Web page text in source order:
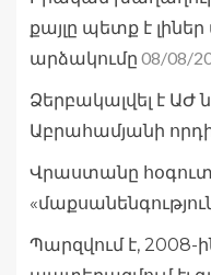
քայլը պետք է
արձակումը 08/08/
Ձերբակալվել է
Աբրահամյանի
Վրաստանը
Պարզվում է, 2008-